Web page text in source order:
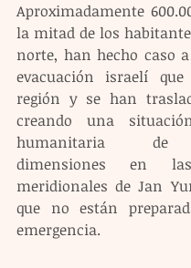
Aproximadamente
la mitad de los
norte, han hecho caso
evacuación israelí
región y se han
creando una
humanitaria de
dimensiones en
meridionales de Jan
que no están
emergencia.